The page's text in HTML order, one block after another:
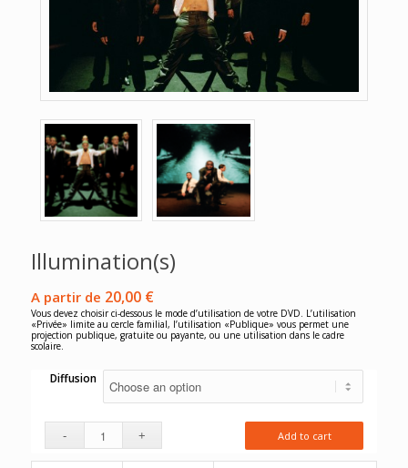
Illumination(s)
A partir de 20,00 €
Vous devez choisir ci-dessous le mode d’utilisation de votre DVD. L’utilisation
«Privée» limite au cercle familial, l’utilisation «Publique» vous permet une
projection publique, gratuite ou payante, ou une utilisation dans le cadre
scolaire.
Diffusion
Add to cart